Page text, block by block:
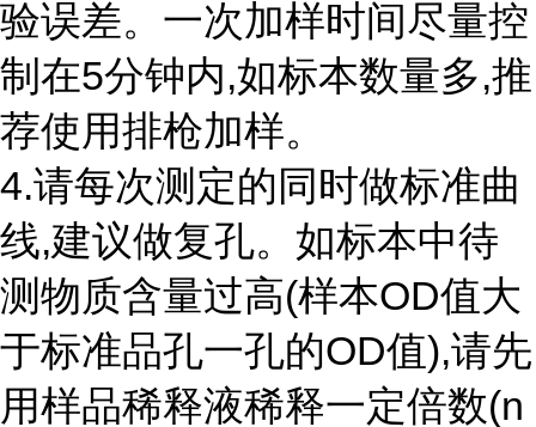
验误差。一次加样时间尽量控
制在5分钟内,如标本数量多,推
荐使用排枪加样。
4.请每次测定的同时做标准曲
线,建议做复孔。如标本中待
测物质含量过高(样本OD值大
于标准品孔一孔的OD值),请先
用样品稀释液稀释一定倍数(n